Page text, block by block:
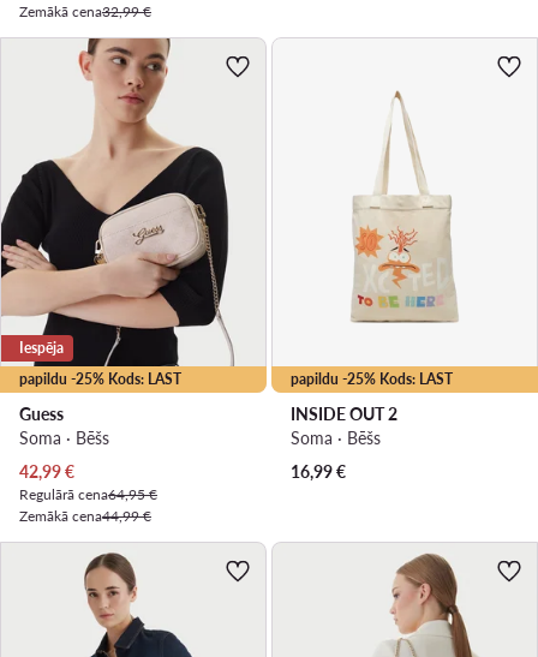
Zemākā cena32,99 €
papildu -25% Kods: LAST
Iespēja
Guess
Soma · Bēšs
Pašreizējā cena
42,99€
Regulārā cena64,95 €
Zemākā cena44,99 €
papildu -25% Kods: LAST
INSIDE OUT 2
Soma · Bēšs
16,99€